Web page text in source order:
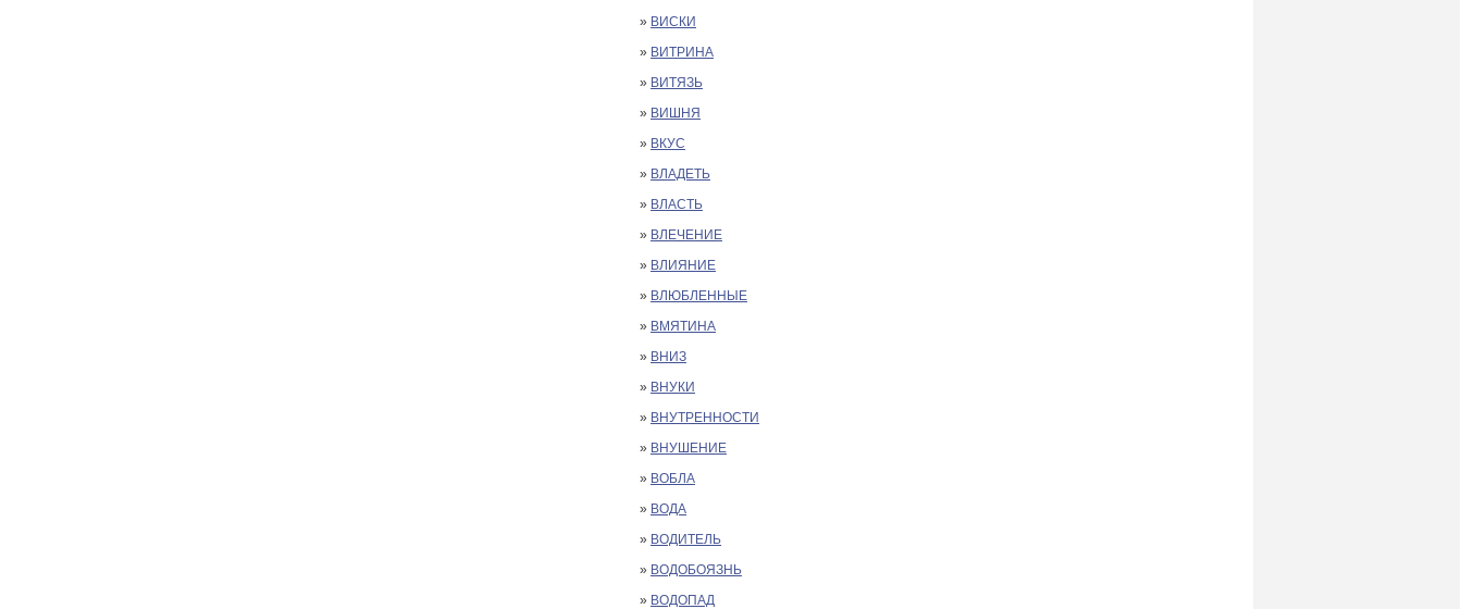
» ВИСКИ
» ВИТРИНА
» ВИТЯЗЬ
» ВИШНЯ
» ВКУС
» ВЛАДЕТЬ
» ВЛАСТЬ
» ВЛЕЧЕНИЕ
» ВЛИЯНИЕ
» ВЛЮБЛЕННЫЕ
» ВМЯТИНА
» ВНИЗ
» ВНУКИ
» ВНУТРЕННОСТИ
» ВНУШЕНИЕ
» ВОБЛА
» ВОДА
» ВОДИТЕЛЬ
» ВОДОБОЯЗНЬ
» ВОДОПАД